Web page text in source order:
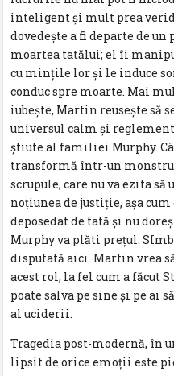
inteligent şi mult prea
dovedeşte a fi departe de
moartea tatălui; el îi
cu minţile lor şi le induce
conduc spre moarte. Mai
iubeşte, Martin reuseşte să
universul calm şi
ştiute al familiei Murphy.
transformă într-un
scrupule, care nu va ezita
noţiunea de justiţie, aşa
deposedat de tată şi nu
Murphy va plăti preţul.
disputată aici. Martin vrea
acest rol, la fel cum a făcut
poate salva pe sine şi pe
al uciderii.
Tragedia post-modernă, în
lipsit de orice emoţii este